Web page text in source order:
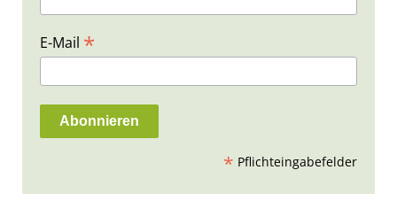
E-Mail *
* Pflichteingabefelder